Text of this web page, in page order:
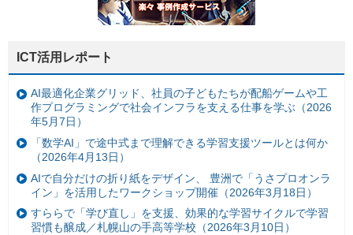
ICT活用レポート
AI最適化企業グリッド、社員の子どもたちが配船ゲームや工
作プログラミングで社会インフラを支える仕事を学ぶ（2026
年5月7日）
「数学AI」で途中式まで理解できる学習支援ツールとは何か
（2026年4月13日）
AIで自分だけの折り紙をデザイン、 豊洲で「うさプロオンラ
イン」を活用したワークショップ開催（2026年3月18日）
すららで「学び直し」を支援、効果的な学習サイクルで学習
習慣も醸成／札幌山の手高等学校（2026年3月10日）